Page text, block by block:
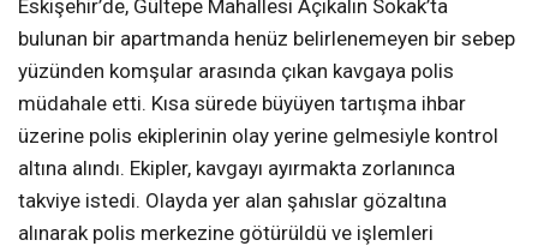
Eskişehir’de, Gültepe Mahallesi Açıkalın Sokak’ta
bulunan bir apartmanda henüz belirlenemeyen bir sebep
yüzünden komşular arasında çıkan kavgaya polis
müdahale etti. Kısa sürede büyüyen tartışma ihbar
üzerine polis ekiplerinin olay yerine gelmesiyle kontrol
altına alındı. Ekipler, kavgayı ayırmakta zorlanınca
takviye istedi. Olayda yer alan şahıslar gözaltına
alınarak polis merkezine götürüldü ve işlemleri